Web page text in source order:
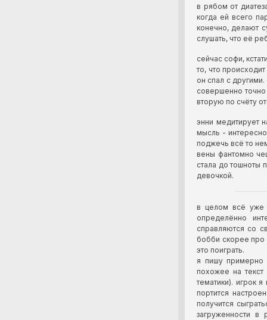
в рябом от
когда ей всего
конечно, делают
слушать, что её
сейчас софи,
то, что
он спал с
совершенно
вторую по счёту
энни медитирует
мысль -
поджечь всё то
вены фантомно
стала до тошноты
девочкой.
в целом всё уже
определённо
справляются со
бобби скорее про
это поиграть.
я пишу примерно
похожее на
тематики). игрок
портится
получится
загруженности